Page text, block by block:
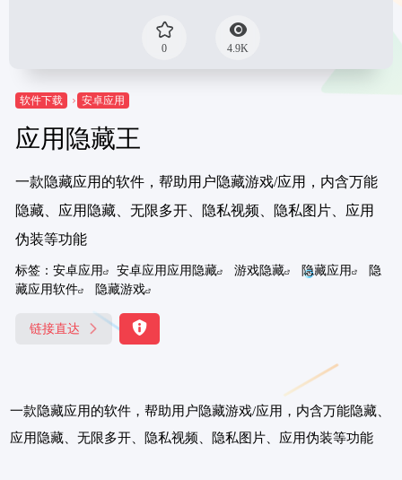
0 4.9K
软件下载 安卓应用
应用隐藏王
一款隐藏应用的软件，帮助用户隐藏游戏/应用，内含万能
隐藏、应用隐藏、无限多开、隐私视频、隐私图片、应用
伪装等功能
标签： 安卓应用 安卓应用应用隐藏 游戏隐藏 隐藏应用
隐
藏应用软件
隐藏游戏
链接直达
一款隐藏应用的软件，帮助用户隐藏游戏/应用，内含万能隐藏、
应用隐藏、无限多开、隐私视频、隐私图片、应用伪装等功能